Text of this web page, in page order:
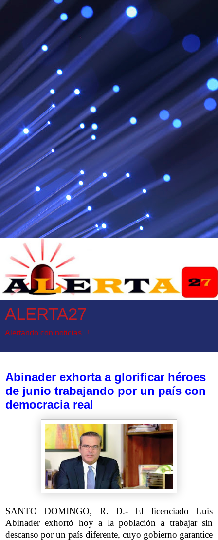
ALERTA27
Alertando con noticias...!
Abinader exhorta a glorificar héroes
de junio trabajando por un país con
democracia real
SANTO DOMINGO, R. D.- El licenciado Luis
Abinader exhortó hoy a la población a trabajar sin
descanso por un país diferente, cuyo gobierno garantice